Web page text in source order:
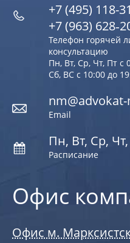
Офис
Офис м.
+7 (495) 118-
+7 (963)
Телефон горячей
консультацию
Пн, Вт, Ср, Чт, Пт с
Сб, ВС с 10:00 до
Email
Пн, Вт, Ср,
Расписание